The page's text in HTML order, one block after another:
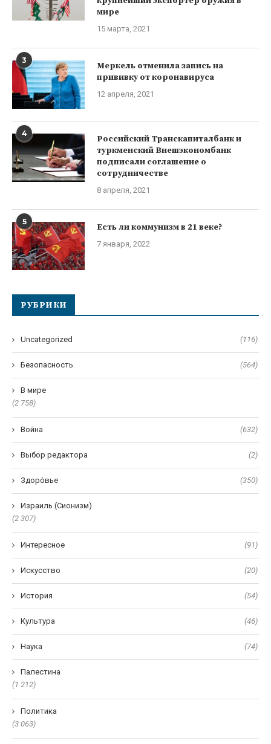
мире
15 марта, 2021
3
Меркель отменила запись на
прививку от коронавируса
12 апреля, 2021
4
Российский Транскапиталбанк и
туркменский Внешэкономбанк
подписали соглашение о
сотрудничестве
8 апреля, 2021
5 Есть ли коммунизм в 21 веке?
7 января, 2022
РУБРИКИ
Uncategorized (116)
Безопасность (564)
В мире
(2 758)
Война (632)
Выбор редактора (2)
Здоро́вье (350)
Израиль (Сионизм)
(2 307)
Интересное (91)
Искусство (20)
История (54)
Культура (46)
Наука (74)
Палестина
(1 212)
Политика
(3 063)